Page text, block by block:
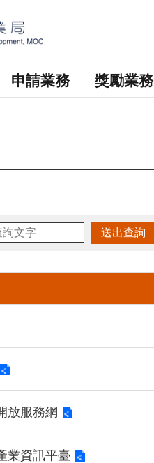
申請業務 獎勵業務
放服務網
業資訊平臺